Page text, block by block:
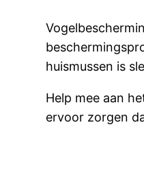
huismussen is
Help mee aan
ervoor zorgen